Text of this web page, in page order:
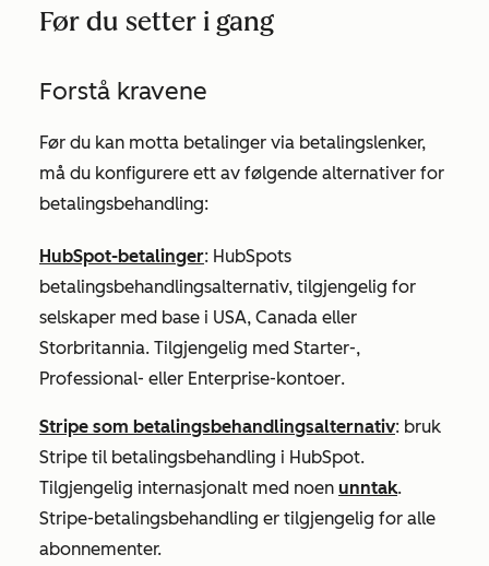
Før du setter i gang
Forstå kravene
Før du kan motta betalinger via betalingslenker,
må du konfigurere ett av følgende alternativer for
betalingsbehandling:
HubSpot-betalinger: HubSpots
betalingsbehandlingsalternativ, tilgjengelig for
selskaper med base i USA, Canada eller
Storbritannia. Tilgjengelig med Starter-,
Professional- eller Enterprise-kontoer.
Stripe som betalingsbehandlingsalternativ: bruk
Stripe til betalingsbehandling i HubSpot.
Tilgjengelig internasjonalt med noen unntak.
Stripe-betalingsbehandling er tilgjengelig for alle
abonnementer.